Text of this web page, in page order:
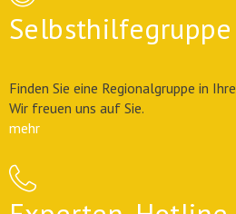
Finden Sie eine Regionalgruppe in
Wir freuen uns auf Sie.
mehr